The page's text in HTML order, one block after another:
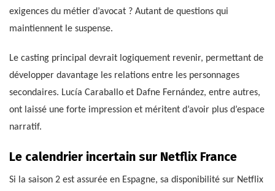
exigences du métier d’avocat ? Autant de questions qui
maintiennent le suspense.
Le casting principal devrait logiquement revenir, permettant de
développer davantage les relations entre les personnages
secondaires. Lucía Caraballo et Dafne Fernández, entre autres,
ont laissé une forte impression et méritent d’avoir plus d’espace
narratif.
Le calendrier incertain sur Netflix France
Si la saison 2 est assurée en Espagne, sa disponibilité sur Netflix